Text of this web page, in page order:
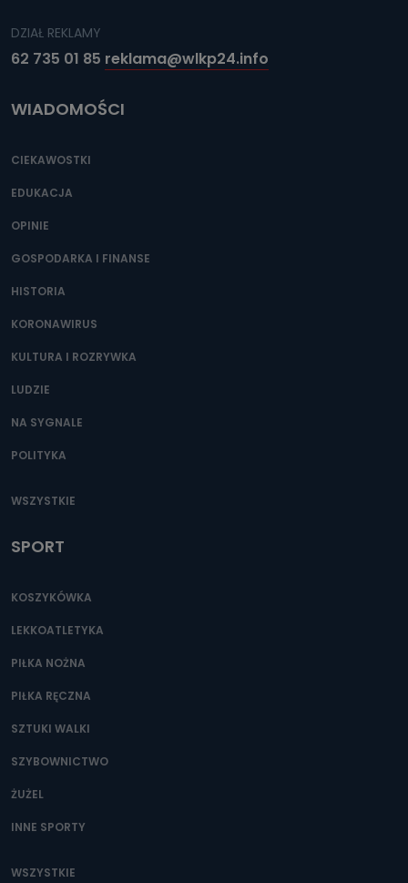
DZIAŁ REKLAMY
62 735 01 85 reklama@wlkp24.info
WIADOMOŚCI
CIEKAWOSTKI
EDUKACJA
OPINIE
GOSPODARKA I FINANSE
HISTORIA
KORONAWIRUS
KULTURA I ROZRYWKA
LUDZIE
NA SYGNALE
POLITYKA
WSZYSTKIE
SPORT
KOSZYKÓWKA
LEKKOATLETYKA
PIŁKA NOŻNA
PIŁKA RĘCZNA
SZTUKI WALKI
SZYBOWNICTWO
ŻUŻEL
INNE SPORTY
WSZYSTKIE